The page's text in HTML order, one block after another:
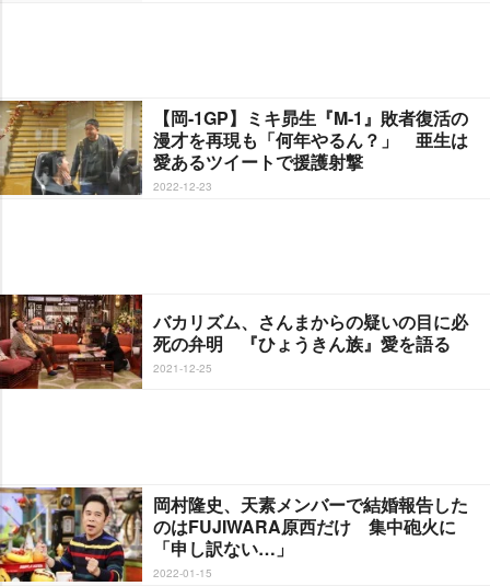
【岡-1GP】ミキ昴生『M-1』敗者復活の
漫才を再現も「何年やるん？」 亜生は
愛あるツイートで援護射撃
2022-12-23
バカリズム、さんまからの疑いの目に必
死の弁明 『ひょうきん族』愛を語る
2021-12-25
岡村隆史、天素メンバーで結婚報告した
のはFUJIWARA原西だけ 集中砲火に
「申し訳ない…」
2022-01-15